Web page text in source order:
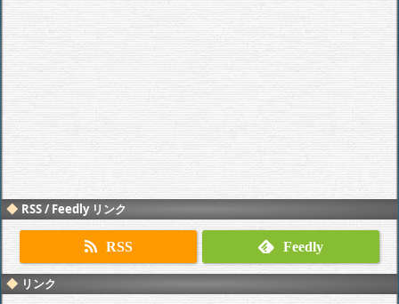
RSS / Feedly リンク
RSS Feedly
リンク